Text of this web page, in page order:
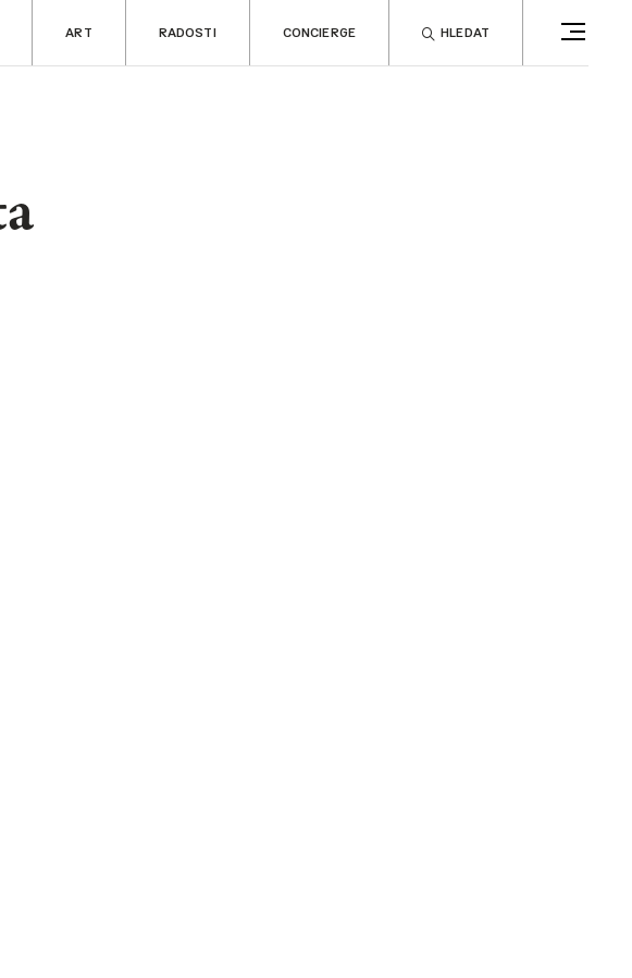
ART RADOSTI CONCIERGE HLEDAT